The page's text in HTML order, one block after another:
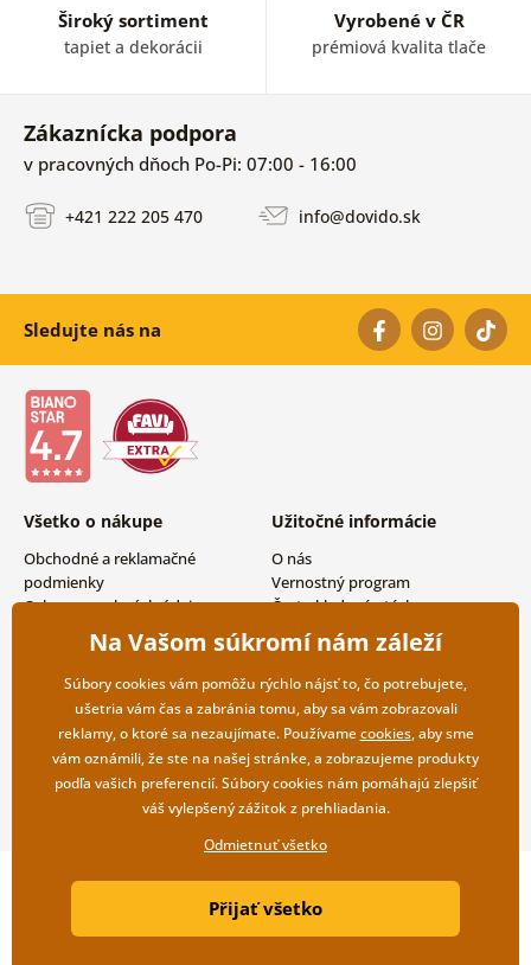
Široký sortiment
tapiet a dekorácii
Vyrobené v ČR
prémiová kvalita tlače
Zákaznícka podpora
v pracovných dňoch Po-Pi: 07:00 - 16:00
+421 222 205 470 info@dovido.sk
Sledujte nás na
Všetko o nákupe
Obchodné a reklamačné
podmienky
Ochrana osobných údajov
Možnosti dopravy a platby
Vrátenie tovaru
Užitočné informácie
O nás
Vernostný program
Často kladené otázky
Magazín
Kontakty
Veľkoobchodná spolupráca
Copyright ©2019 © Dovido.sk.
Litvanyi.sk| E-shop vytvorila
Na Vašom súkromí nám záleží
Súbory cookies vám pomôžu rýchlo nájsť to, čo potrebujete,
ušetria vám čas a zabránia tomu, aby sa vám zobrazovali
reklamy, o ktoré sa nezaujímate. Používamecookies, aby sme
vám oznámili, že ste na našej stránke, a zobrazujeme produkty
podľa vašich preferencií. Súbory cookies nám pomáhajú zlepšiť
váš vylepšený zážitok z prehliadania.
Odmietnuť všetko
Přijať všetko